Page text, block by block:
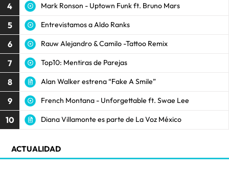
4 Mark Ronson - Uptown Funk ft. Bruno Mars
5 Entrevistamos a Aldo Ranks
6 Rauw Alejandro & Camilo -Tattoo Remix
7 Top10: Mentiras de Parejas
8 Alan Walker estrena “Fake A Smile”
9 French Montana - Unforgettable ft. Swae Lee
10 Diana Villamonte es parte de La Voz México
ACTUALIDAD